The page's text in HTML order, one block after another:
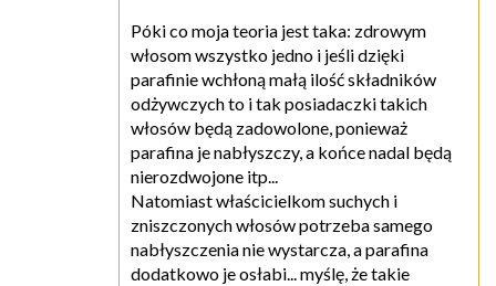
Póki co moja teoria jest taka: zdrowym
włosom wszystko jedno i jeśli dzięki
parafinie wchłoną małą ilość składników
odżywczych to i tak posiadaczki takich
włosów będą zadowolone, ponieważ
parafina je nabłyszczy, a końce nadal będą
nierozdwojone itp...
Natomiast właścicielkom suchych i
zniszczonych włosów potrzeba samego
nabłyszczenia nie wystarcza, a parafina
dodatkowo je osłabi... myślę, że takie